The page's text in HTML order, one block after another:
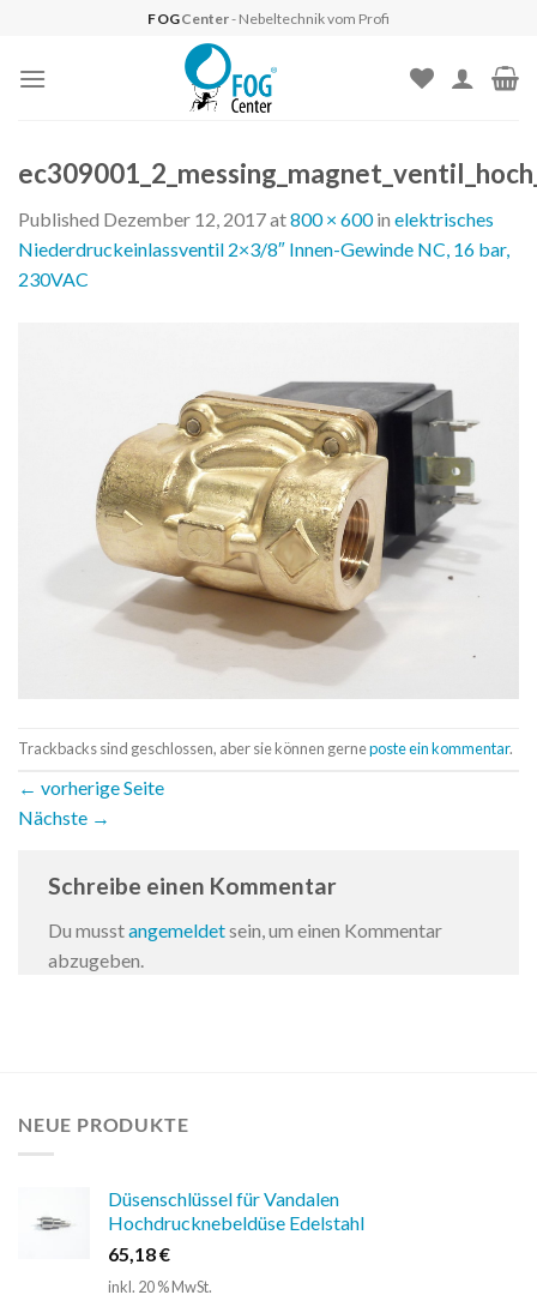
content
FOGCenter- Nebeltechnik vom Profi
Published Dezember 12, 2017at800 × 600in elektrisches
Niederdruckeinlassventil 2×3/8″ Innen-Gewinde NC, 16 bar,
230VAC
Trackbacks sind geschlossen, aber sie können gerneposte ein kommentar.
← vorherige Seite
Nächste →
Schreibe einen Kommentar
Du musstangemeldetsein, um einen Kommentar
abzugeben.
NEUE PRODUKTE
Düsenschlüssel für Vandalen
Hochdrucknebeldüse Edelstahl
65,18€
inkl. 20 % MwSt.